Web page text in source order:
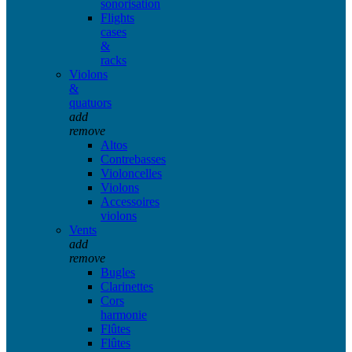
sonorisation
Flights
cases
&
racks
Violons
&
quatuors
add
remove
Altos
Contrebasses
Violoncelles
Violons
Accessoires
violons
Vents
add
remove
Bugles
Clarinettes
Cors
harmonie
Flûtes
Flûtes